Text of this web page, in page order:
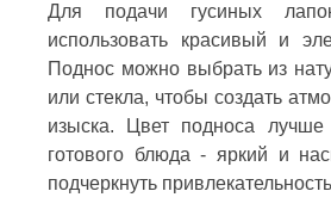
Для подачи гусиных
использовать красивый и
Поднос можно выбрать из
или стекла, чтобы создать
изыска. Цвет подноса
готового блюда - яркий и
подчеркнуть